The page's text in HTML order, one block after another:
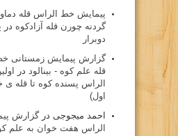
پيمايش خط الراس قله
گردنه چورن قله آزادكوه در
دوبرار
گزارش پیمایش زمستانی
قله علم کوه - بينالود در
الراس پسنده کوه تا
اول)
احمد میجوجی درگزارش
الراس هفت خوان به علم کوه(